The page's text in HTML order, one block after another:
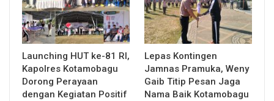
Launching HUT ke-81 RI,
Kapolres Kotamobagu
Dorong Perayaan
dengan Kegiatan Positif
Lepas Kontingen
Jamnas Pramuka, Weny
Gaib Titip Pesan Jaga
Nama Baik Kotamobagu